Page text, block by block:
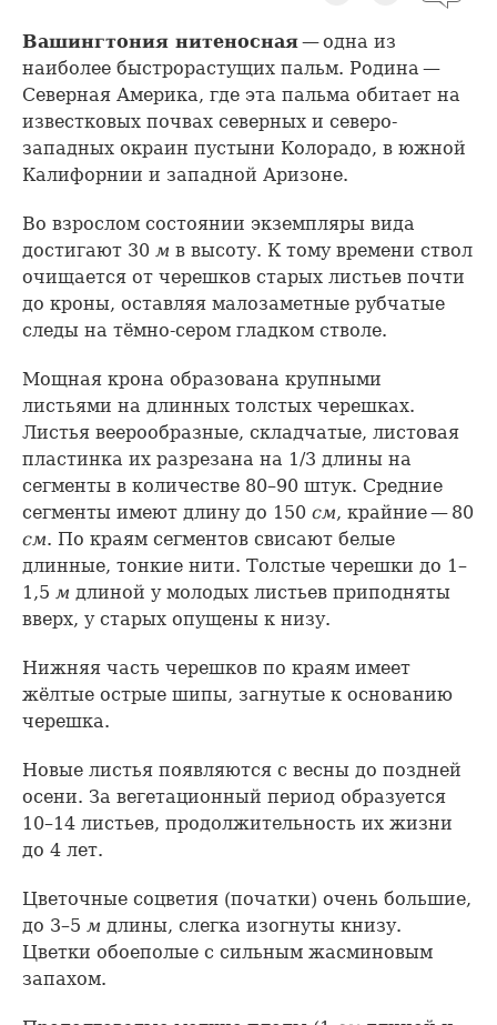
Вашингтония нитеносная— одна из
наиболее быстрорастущих пальм. Родина —
Северная Америка, где эта пальма обитает на
известковых почвах северных и северо-
западных окраин пустыни Колорадо, в южной
Калифорнии и западной Аризоне.
Во взрослом состоянии экземпляры вида
достигают 30 м в высоту. К тому времени ствол
очищается от черешков старых листьев почти
до кроны, оставляя малозаметные рубчатые
следы на тёмно-сером гладком стволе.
Мощная крона образована крупными
листьями на длинных толстых черешках.
Листья веерообразные, складчатые, листовая
пластинка их разрезана на 1/3 длины на
сегменты в количестве 80–90 штук. Средние
сегменты имеют длину до 150 см, крайние — 80
см. По краям сегментов свисают белые
длинные, тонкие нити. Толстые черешки до 1–
1,5 м длиной у молодых листьев приподняты
вверх, у старых опущены к низу.
Нижняя часть черешков по краям имеет
жёлтые острые шипы, загнутые к основанию
черешка.
Новые листья появляются с весны до поздней
осени. За вегетационный период образуется
10–14 листьев, продолжительность их жизни
до 4 лет.
Цветочные соцветия (початки) очень большие,
до 3–5 м длины, слегка изогнуты книзу.
Цветки обоеполые с сильным жасминовым
запахом.